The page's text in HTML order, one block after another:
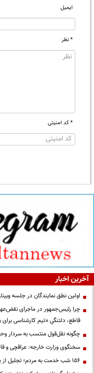
ایمیل
* نظر
* کد امنیتی
آخرین اخبار
اولین نطق نمایندگان در جلسه
چرا رئیس‌جمهور در ماجرای
قاطع، دلتنگیِ «تیم کارشناسی
چگونه نقل‌قول منتسب به سردار
سخنگوی وزارت خارجه: عراقچی و
۱۵۶ شب خدمت به مردم؛ تجلیل از پدران شهدای مدافع حرم در موکب شهدای رزکان